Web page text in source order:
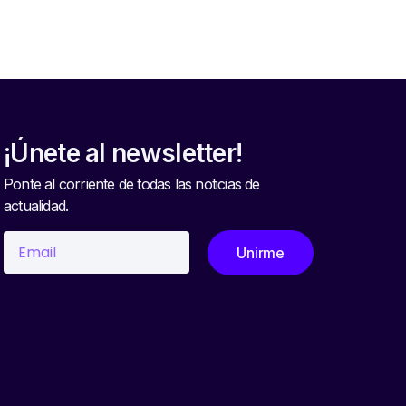
¡Únete al newsletter!
Ponte al corriente de todas las noticias de
actualidad.
Unirme